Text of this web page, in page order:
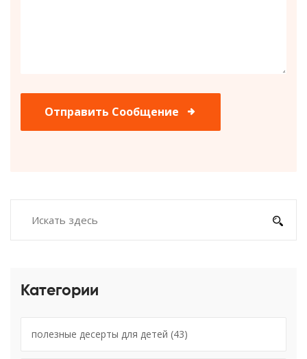
Отправить Сообщение
Категории
полезные десерты для детей (43)